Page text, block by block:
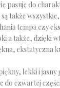
pasuje do
także
tempa czy
a także, dzięki
ekstatyczna
lekki i jasny
do czwartej